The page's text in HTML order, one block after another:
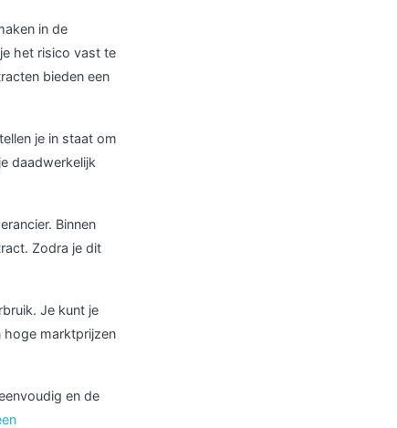
in de
het risico vast te
bieden een
je in staat om
daadwerkelijk
Binnen
Zodra je dit
Je kunt je
hoge marktprijzen
en de